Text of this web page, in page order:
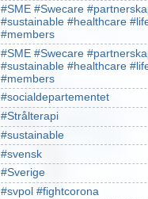
#SME #Swecare
#sustainable #healthcare
#members
#SME #Swecare
#sustainable #healthcare
#members
#socialdepartementet
#Strålterapi
#sustainable
#svensk
#Sverige
#svpol #fightcorona